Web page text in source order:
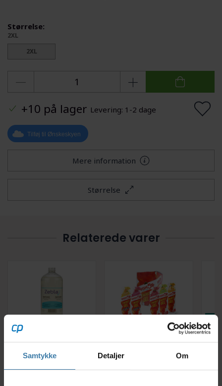
Samtykke Detaljer Om
Størrelse:
2XL
2XL
+10 på lager Levering: 1-2 dage
Tilføj til Ønskeskyen
Mere information
Størrelse
Relaterede varer
Zebla
Sportsvaskemiddel
High5 EnergyGel -
Kasse med 20 stk. - 4